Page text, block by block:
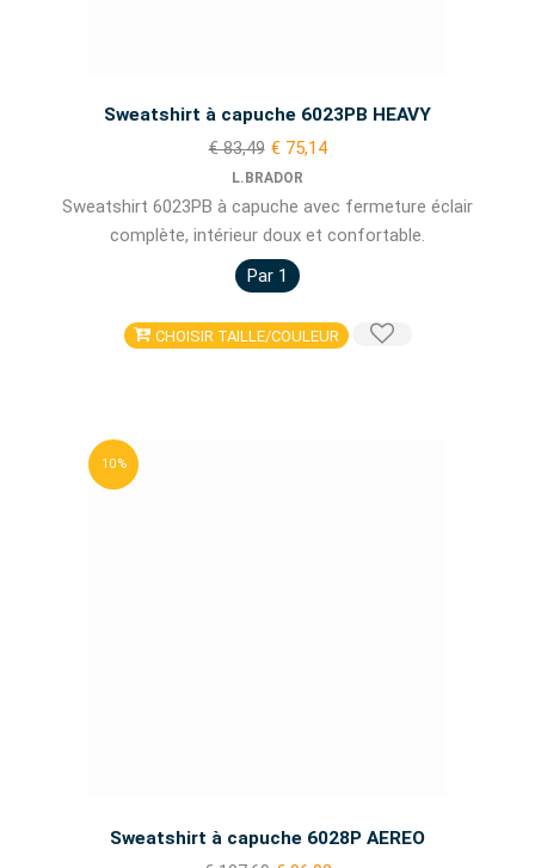
Sweatshirt à capuche 6023PB HEAVY
€ 83,49 € 75,14
L.BRADOR
Sweatshirt 6023PB à capuche avec fermeture éclair
complète, intérieur doux et confortable.
Par 1
CHOISIR TAILLE/COULEUR
10 %
Sweatshirt à capuche 6028P AEREO